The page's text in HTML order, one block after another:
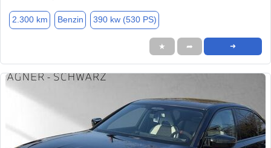
2.300 km Benzin 390 kw (530 PS)
★ ➦ ➜